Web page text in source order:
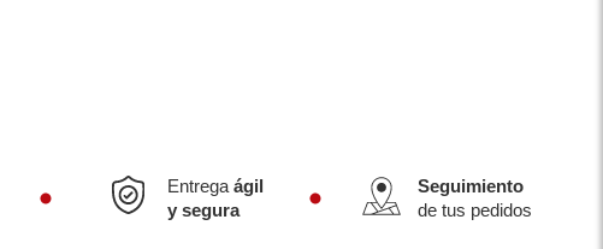
Entregaágil
y segura
Seguimiento
de tus pedidos